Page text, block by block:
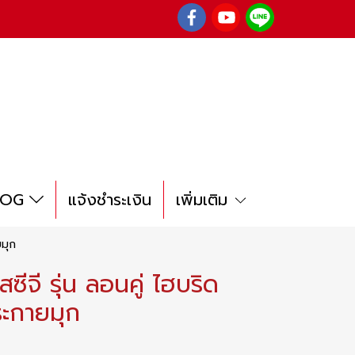
แจ้งชำระเงิน เพิ่มเติม
มุก
ซีจี รุ่น ลอนคู่ ไฮบริด
กายมุก